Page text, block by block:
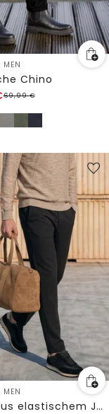
Chino
69,99€
Chino aus elastischem Jersey mit Flexbund